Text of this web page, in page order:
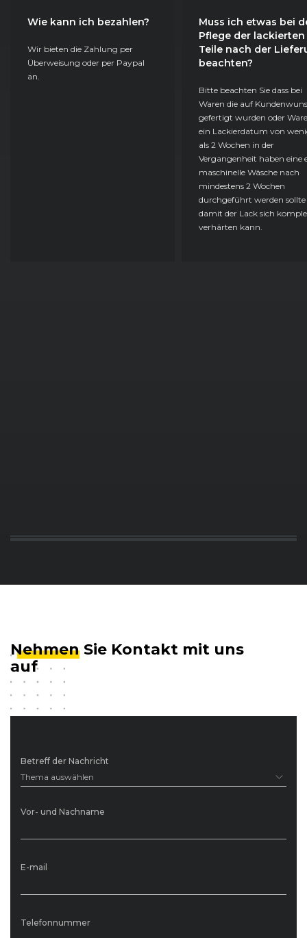
Wie kann ich bezahlen?
Wir bieten die Zahlung per
Überweisung oder per Paypal
an.
Muss ich etwas bei
Pflege der lackierten
Teile nach der
beachten?
Bitte beachten Sie dass bei
Waren die auf
gefertigt wurden oder
ein Lackierdatum von
als 2 Wochen in der
Vergangenheit haben eine
maschinelle Wäsche nach
mindestens 2 Wochen
durchgeführt werden sollte
damit der Lack sich
verhärten kann.
Betreff der Nachricht
Thema auswählen
Vor- und Nachname
E-mail
Telefonnummer
Nehmen Sie Kontakt mit uns
auf